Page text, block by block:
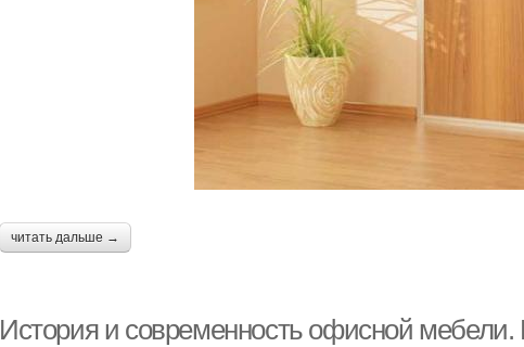
читать дальше →
История и современность офисной